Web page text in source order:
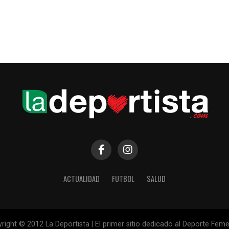
ACTUALIDAD FUTBOL SALUD
© 2012 La Deportista | El primer sitio dedicado al Deporte